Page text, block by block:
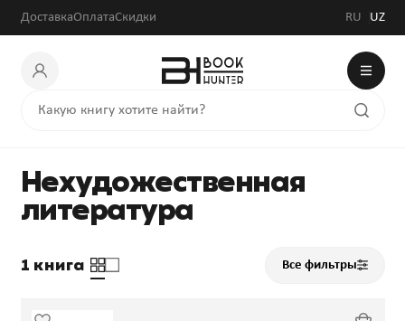
ДоставкаОплатаСкидки RU UZ
Нехудожественная
литература
1 книга Все фильтры